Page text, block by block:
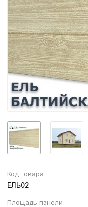
Вентиляционный
Колпаки, Проходы,
Муфта трубы
Соединитель желоба
Трубы водосточные
Угол желоба
ХВОЙНАЯ фанера НЕ
Код товара
ЕЛЬ02
Площадь панели